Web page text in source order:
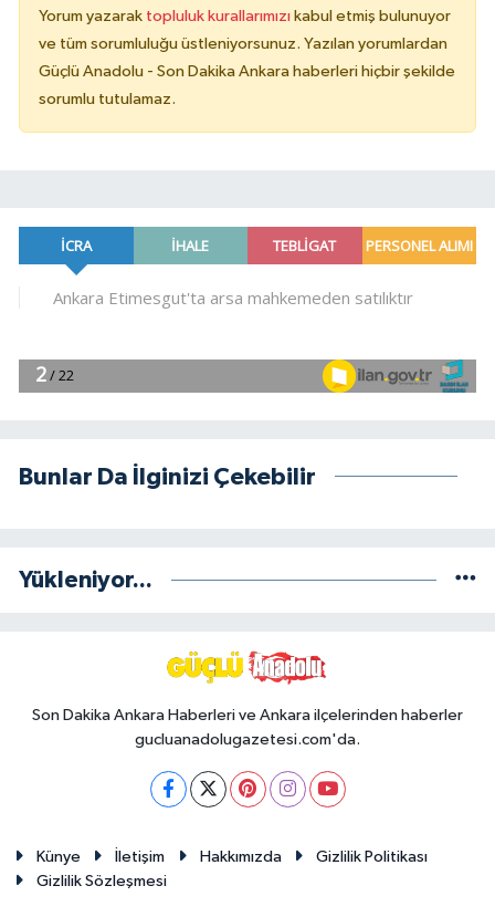
Yorum yazarak topluluk kurallarımızı kabul etmiş bulunuyor
ve tüm sorumluluğu üstleniyorsunuz. Yazılan yorumlardan
Güçlü Anadolu - Son Dakika Ankara haberleri hiçbir şekilde
sorumlu tutulamaz.
Bunlar Da İlginizi Çekebilir
Yükleniyor...
Son Dakika Ankara Haberleri ve Ankara ilçelerinden haberler
gucluanadolugazetesi.com'da.
Künye İletişim Hakkımızda
Gizlilik Politikası
Gizlilik Sözleşmesi